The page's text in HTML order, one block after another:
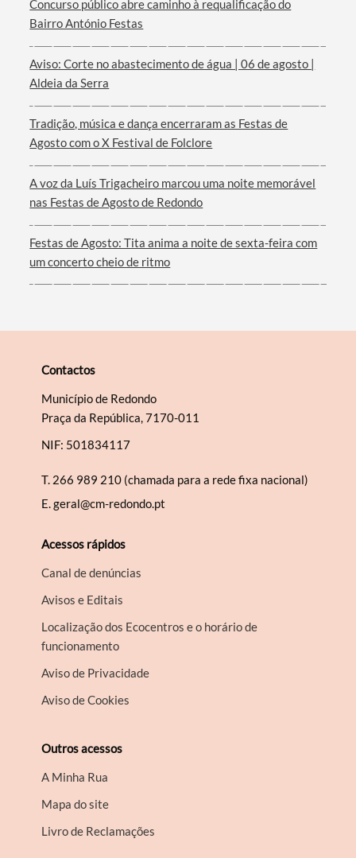
Categorias gerais
Concurso público abre caminho à requalificação do
Bairro António Festas
Aviso: Corte no abastecimento de água | 06 de agosto |
Aldeia da Serra
Tradição, música e dança encerraram as Festas de
Agosto com o X Festival de Folclore
A voz da Luís Trigacheiro marcou uma noite memorável
nas Festas de Agosto de Redondo
Festas de Agosto: Tita anima a noite de sexta-feira com
um concerto cheio de ritmo
Contactos
Município de Redondo
Praça da República, 7170-011
NIF: 501834117
T. 266 989 210 (chamada para a rede fixa nacional)
E.geral@cm-redondo.pt
Acessos rápidos
Canal de denúncias
Avisos e Editais
Localização dos Ecocentros e o horário de
funcionamento
Aviso de Privacidade
Aviso de Cookies
Outros acessos
A Minha Rua
Mapa do site
Livro de Reclamações